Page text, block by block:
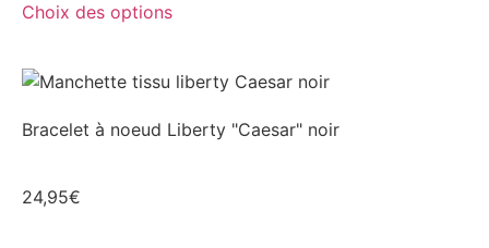
Choix des options
Bracelet à noeud Liberty "Caesar" noir
24,95€